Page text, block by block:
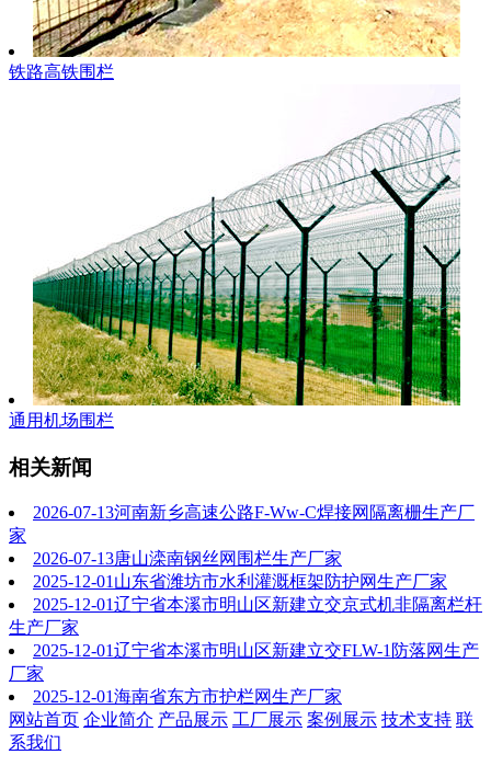
铁路高铁围栏
通用机场围栏
相关新闻
2026-07-13河南新乡高速公路F-Ww-C焊接网隔离栅生产厂
家
2026-07-13唐山滦南钢丝网围栏生产厂家
2025-12-01 山东省潍坊市水利灌溉框架防护网生产厂家
2025-12-01辽宁省本溪市明山区新建立交京式机非隔离栏杆
生产厂家
2025-12-01辽宁省本溪市明山区新建立交FLW-1防落网生产
厂家
2025-12-01海南省东方市护栏网生产厂家
网站首页 企业简介 产品展示 工厂展示 案例展示 技术支持 联
系我们